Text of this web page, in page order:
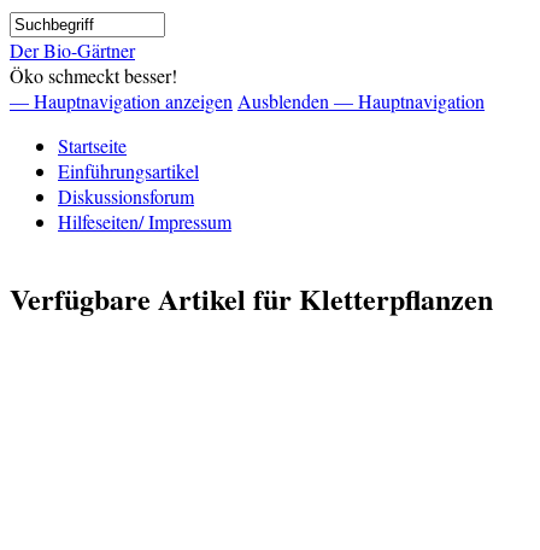
Direkt
zum
Inhalt
Suche
Der Bio-Gärtner
Öko schmeckt besser!
Hauptnavigation
— Hauptnavigation anzeigen Ausblenden — Hauptnavigation
Startseite
Einführungsartikel
Diskussionsforum
Hilfeseiten/ Impressum
Verfügbare Artikel für Kletterpflanzen